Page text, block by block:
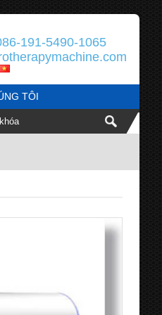
191-5490-1065
TÔI